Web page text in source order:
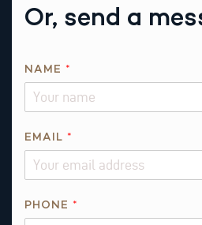
Or, send a
NAME *
EMAIL *
H
PHONE *